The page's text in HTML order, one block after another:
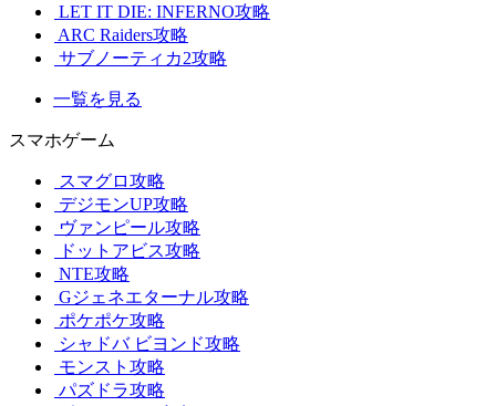
LET IT DIE: INFERNO攻略
ARC Raiders攻略
サブノーティカ2攻略
一覧を見る
スマホゲーム
スマグロ攻略
デジモンUP攻略
ヴァンピール攻略
ドットアビス攻略
NTE攻略
Gジェネエターナル攻略
ポケポケ攻略
シャドバ ビヨンド攻略
モンスト攻略
パズドラ攻略